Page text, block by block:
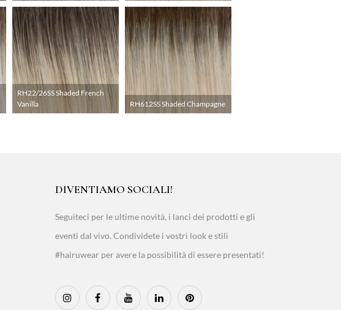
RH22/26SS Shaded French
Vanilla
RH612SS Shaded Champagne
DIVENTIAMO SOCIALI!
Seguiteci per le ultime novità, i lanci dei prodotti e gli
eventi dal vivo. Condividete i vostri look e stili
#hairuwear per avere la possibilità di essere presentati!